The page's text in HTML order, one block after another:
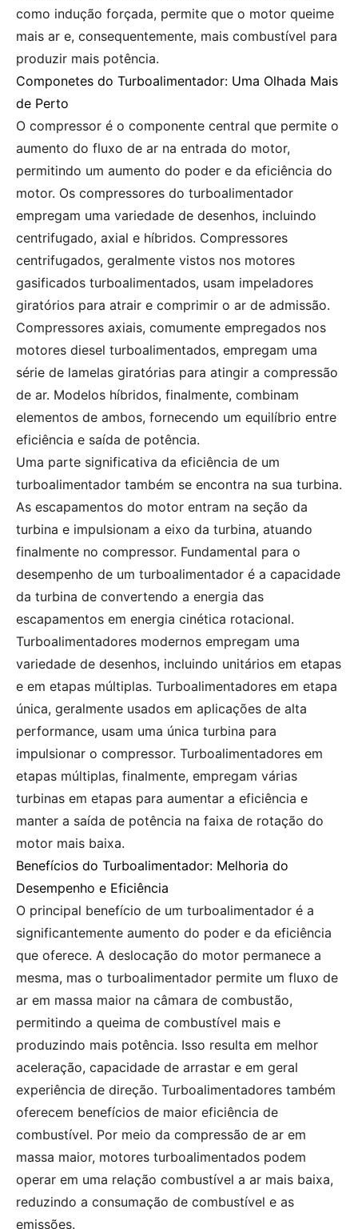
como indução forçada, permite que o motor queime
mais ar e, consequentemente, mais combustível para
produzir mais potência.
Componetes do Turboalimentador: Uma Olhada Mais
de Perto
O compressor é o componente central que permite o
aumento do fluxo de ar na entrada do motor,
permitindo um aumento do poder e da eficiência do
motor. Os compressores do turboalimentador
empregam uma variedade de desenhos, incluindo
centrifugado, axial e híbridos. Compressores
centrifugados, geralmente vistos nos motores
gasificados turboalimentados, usam impeladores
giratórios para atrair e comprimir o ar de admissão.
Compressores axiais, comumente empregados nos
motores diesel turboalimentados, empregam uma
série de lamelas giratórias para atingir a compressão
de ar. Modelos híbridos, finalmente, combinam
elementos de ambos, fornecendo um equilíbrio entre
eficiência e saída de potência.
Uma parte significativa da eficiência de um
turboalimentador também se encontra na sua turbina.
As escapamentos do motor entram na seção da
turbina e impulsionam a eixo da turbina, atuando
finalmente no compressor. Fundamental para o
desempenho de um turboalimentador é a capacidade
da turbina de convertendo a energia das
escapamentos em energia cinética rotacional.
Turboalimentadores modernos empregam uma
variedade de desenhos, incluindo unitários em etapas
e em etapas múltiplas. Turboalimentadores em etapa
única, geralmente usados em aplicações de alta
performance, usam uma única turbina para
impulsionar o compressor. Turboalimentadores em
etapas múltiplas, finalmente, empregam várias
turbinas em etapas para aumentar a eficiência e
manter a saída de potência na faixa de rotação do
motor mais baixa.
Benefícios do Turboalimentador: Melhoria do
Desempenho e Eficiência
O principal benefício de um turboalimentador é a
significantemente aumento do poder e da eficiência
que oferece. A deslocação do motor permanece a
mesma, mas o turboalimentador permite um fluxo de
ar em massa maior na câmara de combustão,
permitindo a queima de combustível mais e
produzindo mais potência. Isso resulta em melhor
aceleração, capacidade de arrastar e em geral
experiência de direção. Turboalimentadores também
oferecem benefícios de maior eficiência de
combustível. Por meio da compressão de ar em
massa maior, motores turboalimentados podem
operar em uma relação combustível a ar mais baixa,
reduzindo a consumação de combustível e as
emissões.